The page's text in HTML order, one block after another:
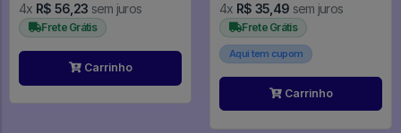
4x R$ 56,23 sem juros
Frete Grátis
Carrinho
4x R$ 35,49 sem juros
Frete Grátis
Aqui tem cupom
Carrinho